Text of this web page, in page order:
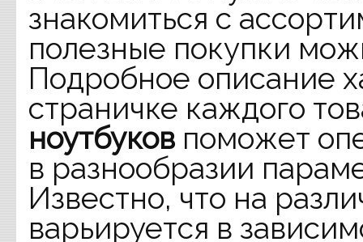
знакомиться с
полезные покупки
Подробное описание
страничке каждого
ноутбуковпоможет
в разнообразии
Известно, что на
варьируется в